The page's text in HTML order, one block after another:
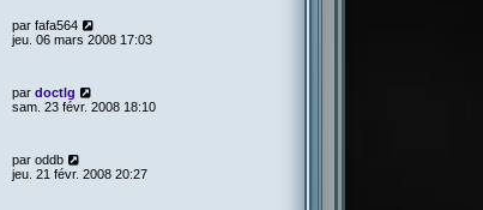
par fafa564
jeu. 06 mars 2008 17:03
par doctlg
sam. 23 févr. 2008 18:10
par oddb
jeu. 21 févr. 2008 20:27